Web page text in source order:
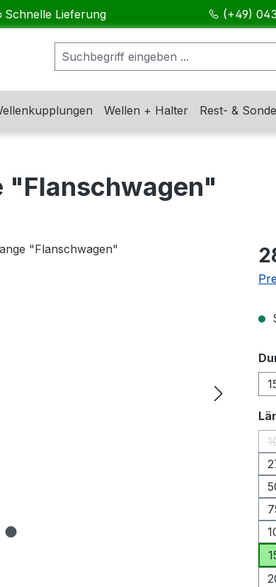
Schnelle Lieferung (+49)
Wellen + Halter Rest- &
"Flanschwagen"